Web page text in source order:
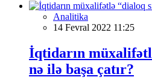
Analitika
14 Fevral 2022 11:25
İqtidarın
nə ilə başa çatır?